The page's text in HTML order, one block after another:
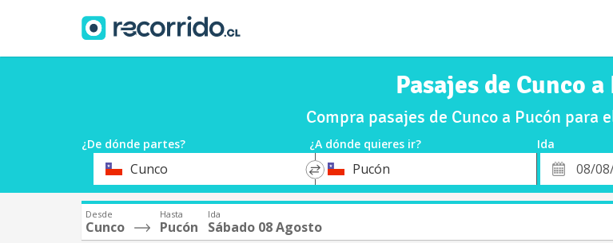
Pasajes de Cunco
Compra pasajes de Cunco a Pucón para
¿De dónde partes? ¿A dónde quieres ir? Ida
OrigenCunco
*
DestinoPucón
Fecha
de
Desde
Cunco
Hasta
Pucón
Ida
Sábado 08 Agosto